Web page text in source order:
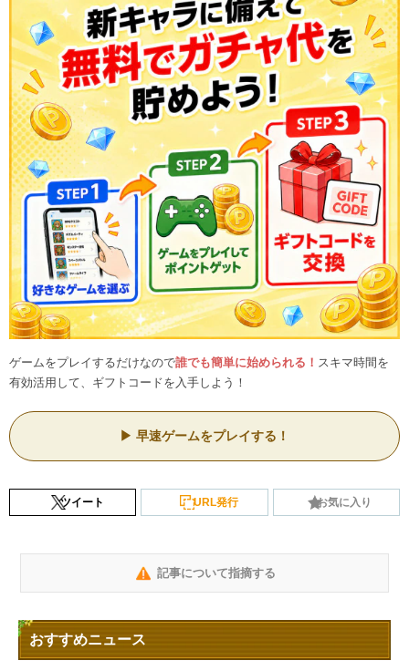
ゲームをプレイするだけなので誰でも簡単に始められる！ スキマ時間を
有効活用して、ギフトコードを入手しよう！
早速ゲームをプレイする！
ツイート URL発行 お気に入り
記事について指摘する
おすすめニュース